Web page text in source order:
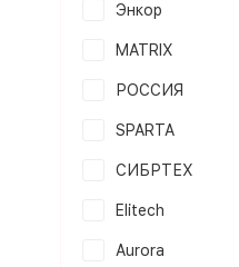
Энкор
MATRIX
РОССИЯ
SPARTA
СИБРТЕХ
Elitech
Aurora